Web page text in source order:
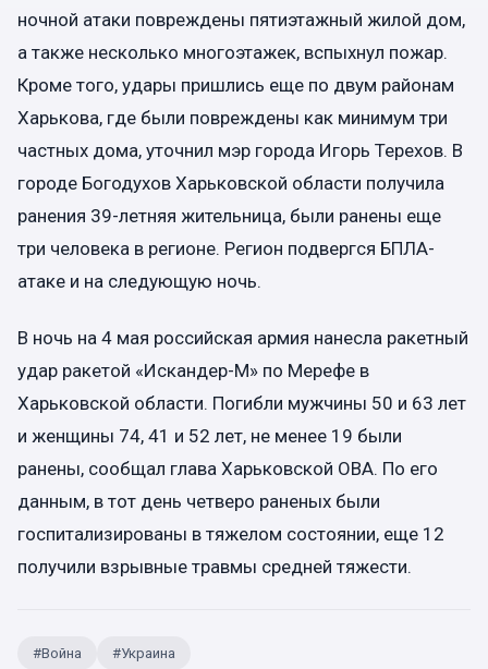
ночной атаки повреждены пятиэтажный жилой дом,
а также несколько многоэтажек, вспыхнул пожар.
Кроме того, удары пришлись еще по двум районам
Харькова, где были повреждены как минимум три
частных дома, уточнил мэр города Игорь Терехов. В
городе Богодухов Харьковской области получила
ранения 39-летняя жительница, были ранены еще
три человека в регионе. Регион подвергся БПЛА-
атаке и на следующую ночь.
В ночь на 4 мая российская армия нанесла ракетный
удар ракетой «Искандер-М» по Мерефе в
Харьковской области. Погибли мужчины 50 и 63 лет
и женщины 74, 41 и 52 лет, не менее 19 были
ранены, сообщал глава Харьковской ОВА. По его
данным, в тот день четверо раненых были
госпитализированы в тяжелом состоянии, еще 12
получили взрывные травмы средней тяжести.
#Война #Украина